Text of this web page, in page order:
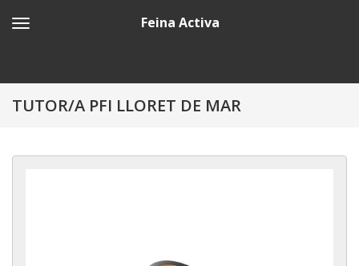
Feina Activa
TUTOR/A PFI LLORET DE MAR